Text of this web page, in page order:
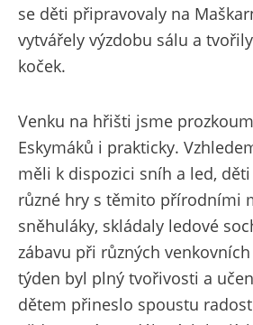
se děti připravovaly na
vytvářely výzdobu sálu a
koček.
Venku na hřišti jsme
Eskymáků i prakticky.
měli k dispozici sníh a led,
různé hry s těmito přírodními
sněhuláky, skládaly ledové
zábavu při různých
týden byl plný tvořivosti a
dětem přineslo spoustu